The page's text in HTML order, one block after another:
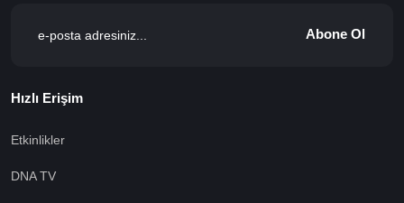
Abone Ol
Hızlı Erişim
Etkinlikler
DNA TV